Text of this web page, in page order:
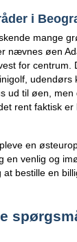
i
mange
nævnes øen
for centrum.
udendørs
ud til øen,
rent faktisk
en
en venlig og
bestille en